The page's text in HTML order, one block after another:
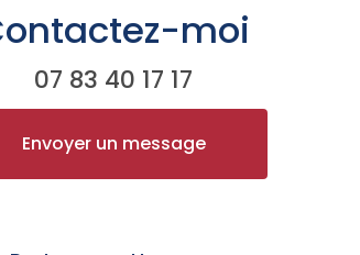
moi
07 83 40 17 17
Envoyer un message